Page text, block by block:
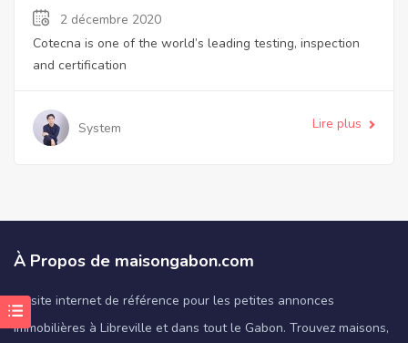
(À Propos)
2 décembre 2020
Cotecna is one of the world’s leading testing, inspection
and certification
System Lire plus
À Propos de maisongabon.com
Le site internet de référence pour les petites annonces
immobilières à Libreville et dans tout le Gabon. Trouvez maisons,